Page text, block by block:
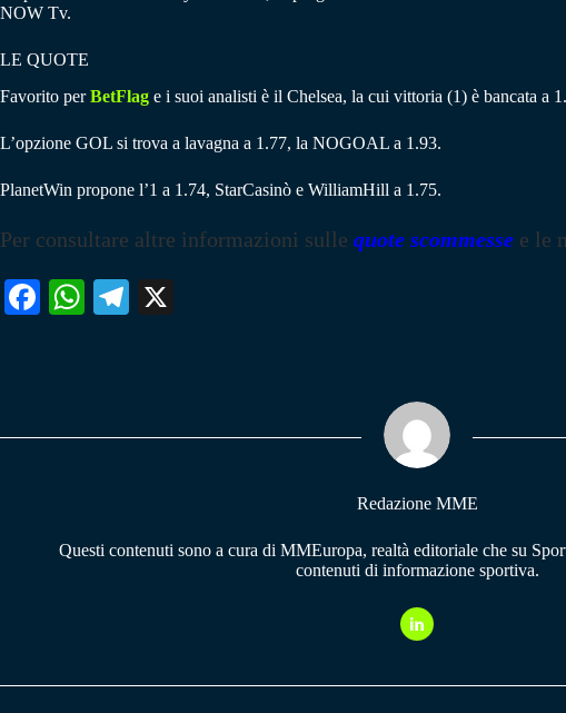
NOW Tv.
LE QUOTE
Favorito perBetFlag e i suoi analisti è il Chelsea, la cui vittoria (1) è bancata a
L’opzione GOL si trova a lavagna a 1.77, la NOGOAL a 1.93.
PlanetWin propone l’1 a 1.74, StarCasinò e WilliamHill a 1.75.
Per consultare altre informazioni sulle quote scommesse e le
Fa W
pp
Te
m
Redazione MME
Questi contenuti sono a cura di MMEuropa, realtà editoriale che su
contenuti di informazione sportiva.